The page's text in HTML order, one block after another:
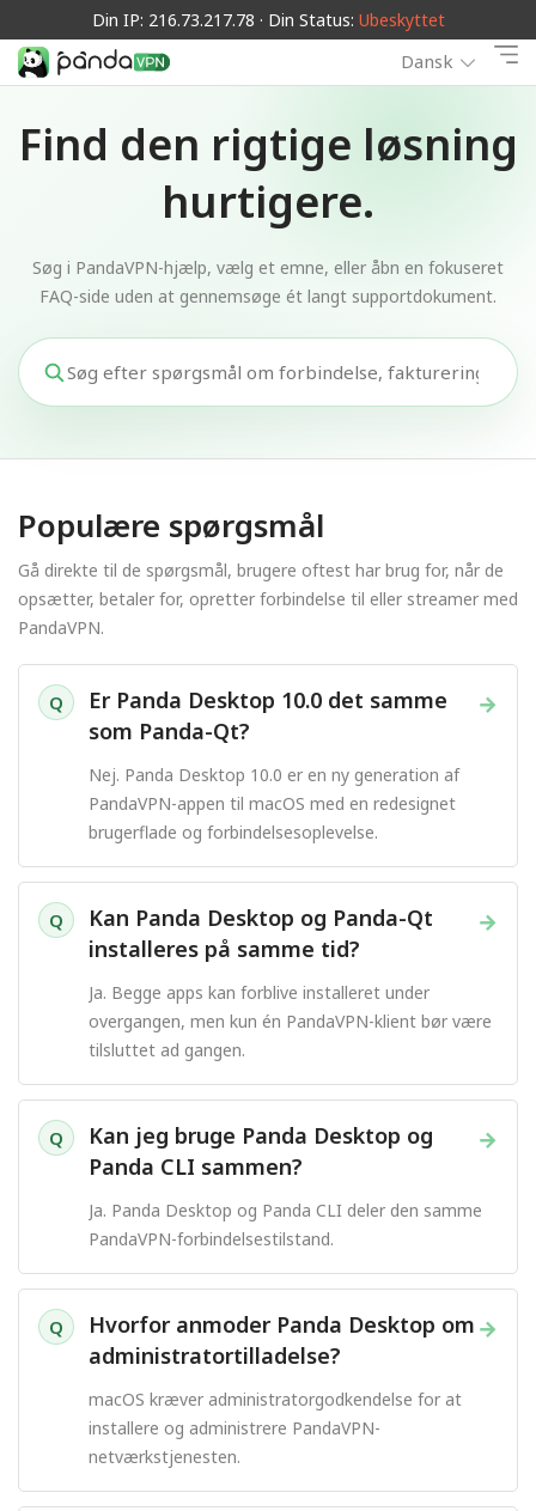
Din IP: 216.73.217.78 · Din Status: Ubeskyttet
Dansk
Find den rigtige løsning
hurtigere.
Søg i PandaVPN-hjælp, vælg et emne, eller åbn en fokuseret
FAQ-side uden at gennemsøge ét langt supportdokument.
Populære spørgsmål
Gå direkte til de spørgsmål, brugere oftest har brug for, når de
opsætter, betaler for, opretter forbindelse til eller streamer med
PandaVPN.
Q →
Er Panda Desktop 10.0 det samme
som Panda-Qt?
Nej. Panda Desktop 10.0 er en ny generation af
PandaVPN-appen til macOS med en redesignet
brugerflade og forbindelsesoplevelse.
Q →
Kan Panda Desktop og Panda-Qt
installeres på samme tid?
Ja. Begge apps kan forblive installeret under
overgangen, men kun én PandaVPN-klient bør være
tilsluttet ad gangen.
Q →
Kan jeg bruge Panda Desktop og
Panda CLI sammen?
Ja. Panda Desktop og Panda CLI deler den samme
PandaVPN-forbindelsestilstand.
Q →
Hvorfor anmoder Panda Desktop om
administratortilladelse?
macOS kræver administratorgodkendelse for at
installere og administrere PandaVPN-
netværkstjenesten.